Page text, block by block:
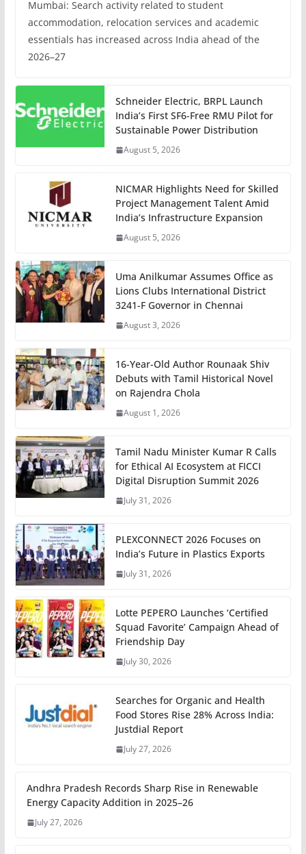
Mumbai: Search activity related to student
accommodation, relocation services and academic
essentials has increased across India ahead of the
2026–27
Schneider Electric, BRPL Launch
India’s First SF6-Free RMU Pilot for
Sustainable Power Distribution
August 5, 2026
NICMAR Highlights Need for Skilled
Project Management Talent Amid
India’s Infrastructure Expansion
August 5, 2026
Uma Anilkumar Assumes Office as
Lions Clubs International District
3241-F Governor in Chennai
August 3, 2026
16-Year-Old Author Rounaak Shiv
Debuts with Tamil Historical Novel
on Rajendra Chola
August 1, 2026
Tamil Nadu Minister Kumar R Calls
for Ethical AI Ecosystem at FICCI
Digital Disruption Summit 2026
July 31, 2026
PLEXCONNECT 2026 Focuses on
India’s Future in Plastics Exports
July 31, 2026
Lotte PEPERO Launches ‘Certified
Squad Favorite’ Campaign Ahead of
Friendship Day
July 30, 2026
Searches for Organic and Health
Food Stores Rise 28% Across India:
Justdial Report
July 27, 2026
Andhra Pradesh Records Sharp Rise in Renewable
Energy Capacity Addition in 2025–26
July 27, 2026